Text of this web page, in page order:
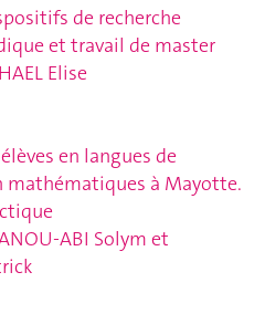
de recherche
et travail de master
Elise
en langues de
mathématiques à Mayotte.
ABI Solym et